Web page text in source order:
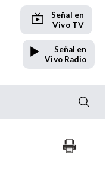
Señal en
Vivo TV
Señal en
Vivo Radio